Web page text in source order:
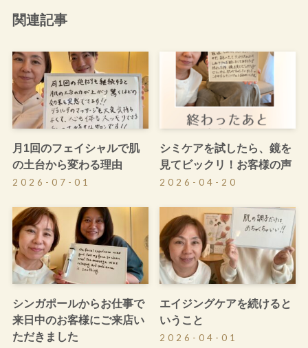
関連記事
月1回のフェイシャルで肌
の土台から変わる理由
2026-07-01
シミケアを試したら、鏡を
見てビックリ！お客様の声
2026-04-20
シンガポールからお仕事で
来日中のお客様にご来店い
ただきました
エイジングケアを続けると
いうこと
2026-04-01